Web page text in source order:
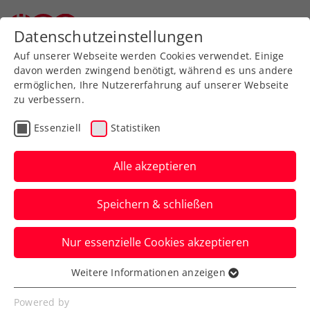
Zurück zur Newsübersicht
Turniere
Erste Bank Open: Drei
Österreicher in der
Qualifikation im Einsatz
Jurij Rodionov, Filip Misolic und
Alexander Erler schlagen beim ATP-500-
Turnier in Wien am Samstag auf.
Verfasst von: Presseaussendung / Redaktion, 20.10.2023
Datenschutzeinstellungen
Auf unserer Webseite werden Cookies verwendet. Einige
davon werden zwingend benötigt, während es uns andere
ermöglichen, Ihre Nutzererfahrung auf unserer Webseite
zu verbessern.
Essenziell Statistiken
Alle akzeptieren
Speichern & schließen
Nur essenzielle Cookies akzeptieren
Essenziell
Essenzielle Cookies werden für grundlegende
Weitere Informationen anzeigen
Powered by